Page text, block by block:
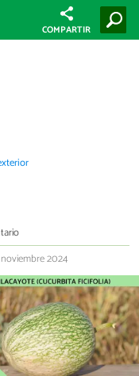
COMPARTIR
2024